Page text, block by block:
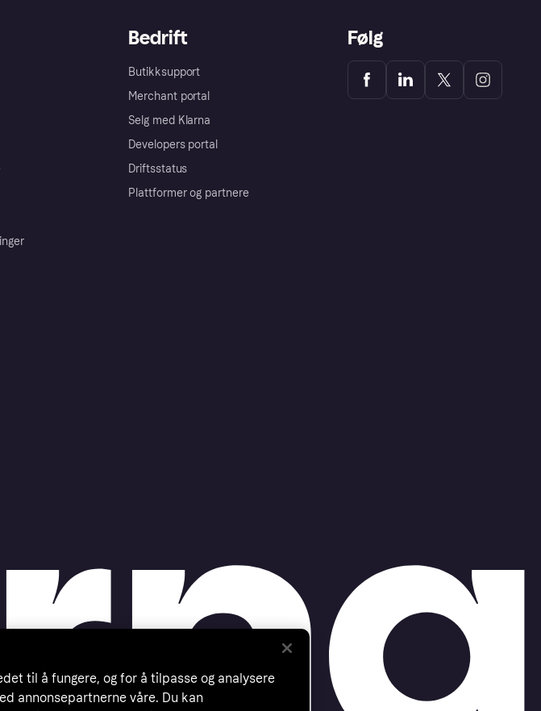
Bedrift
Butikksupport
Merchant portal
Selg med Klarna
Developers portal
Driftsstatus
Plattformer og partnere
Følg
til å fungere, og for å tilpasse og analysere
annonsepartnerne våre. Du kan